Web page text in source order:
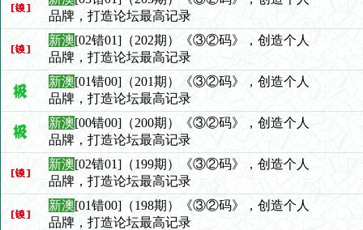
品牌，打造论坛最高记录
新澳[02错01]（202期）《③②码》，创造个人
品牌，打造论坛最高记录
新澳[01错00]（201期）《③②码》，创造个人
品牌，打造论坛最高记录
新澳[00错00]（200期）《③②码》，创造个人
品牌，打造论坛最高记录
新澳[02错01]（199期）《③②码》，创造个人
品牌，打造论坛最高记录
新澳[01错00]（198期）《③②码》，创造个人
品牌，打造论坛最高记录